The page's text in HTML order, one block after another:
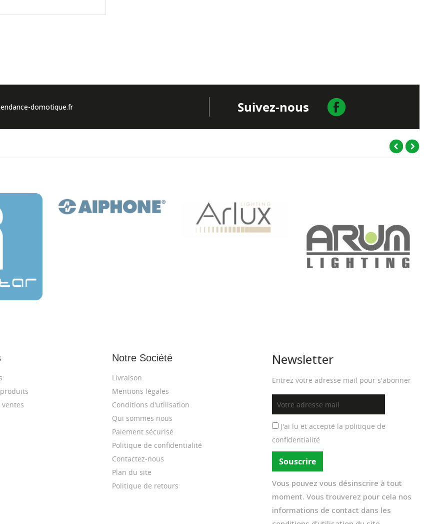
domotique.fr Suivez-nous
Notre Société
Livraison
Mentions légales
Conditions d'utilisation
Qui sommes nous
Paiement sécurisé
Politique de confidentialité
Contactez-nous
Plan du site
Politique de retours
Newsletter
Entrez votre adresse mail pour s'abonner
J'ai lu et accepté la politique de
confidentialité
Vous pouvez vous désinscrire à tout
moment. Vous trouverez pour cela nos
informations de contact dans les